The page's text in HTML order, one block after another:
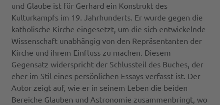
und Glaube ist für Gerhard ein Konstrukt des
Kulturkampfs im 19. Jahrhunderts. Er wurde gegen die
katholische Kirche eingesetzt, um die sich entwickelnde
Wissenschaft unabhängig von den Repräsentanten der
Kirche und ihrem Einfluss zu machen. Diesem
Gegensatz widerspricht der Schlussteil des Buches, der
eher im Stil eines persönlichen Essays verfasst ist. Der
Autor zeigt auf, wie er in seinem Leben die beiden
Bereiche Glauben und Astronomie zusammenbringt, wo